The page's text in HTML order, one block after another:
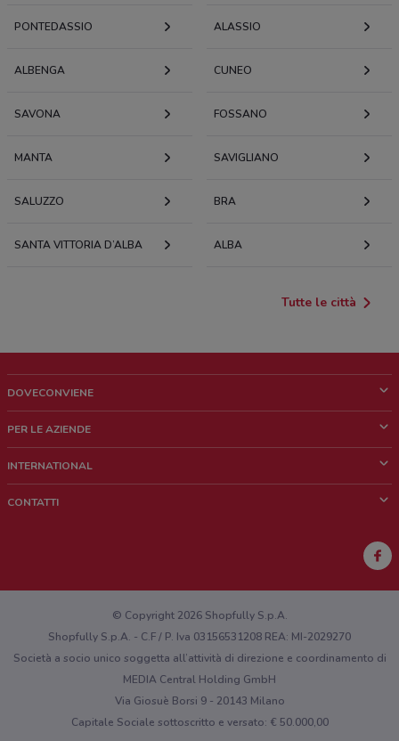
PONTEDASSIO ALASSIO
ALBENGA CUNEO
SAVONA FOSSANO
MANTA SAVIGLIANO
SALUZZO BRA
SANTA VITTORIA D’ALBA ALBA
Tutte le città
DOVECONVIENE
Chi siamo
Lavora con noi
PER LE AZIENDE
Richieste commerciali e marketing
INTERNATIONAL
CONTATTI
Hai un malfunzionamento sul web o sull'app?
© Copyright 2026 Shopfully S.p.A.
Shopfully S.p.A. - C.F / P. Iva 03156531208 REA: MI-2029270
Società a socio unico soggetta all’attività di direzione e coordinamento di
MEDIA Central Holding GmbH
Via Giosuè Borsi 9 - 20143 Milano
Capitale Sociale sottoscritto e versato: € 50.000,00